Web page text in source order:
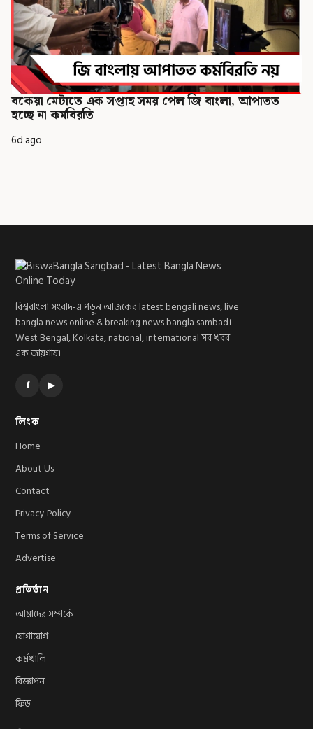
বকেয়া মেটাতে এক সপ্তাহ সময় পেল জি বাংলা, আপাতত
হচ্ছে না কর্মবিরতি
6d ago
বিশ্ববাংলা সংবাদ-এ পড়ুন আজকের latest bengali news, live
bangla news online & breaking news bangla sambad।
West Bengal, Kolkata, national, international সব খবর
এক জায়গায়।
f ▶
লিংক
Home
About Us
Contact
Privacy Policy
Terms of Service
Advertise
প্রতিষ্ঠান
আমাদের সম্পর্কে
যোগাযোগ
কর্মখালি
বিজ্ঞাপন
ফিড